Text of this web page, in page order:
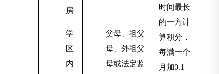
时间最长
的一方计
算积分，
每满一个
月加0.1
房
学
区
内
父母、祖父
母、外祖父
母或法定监